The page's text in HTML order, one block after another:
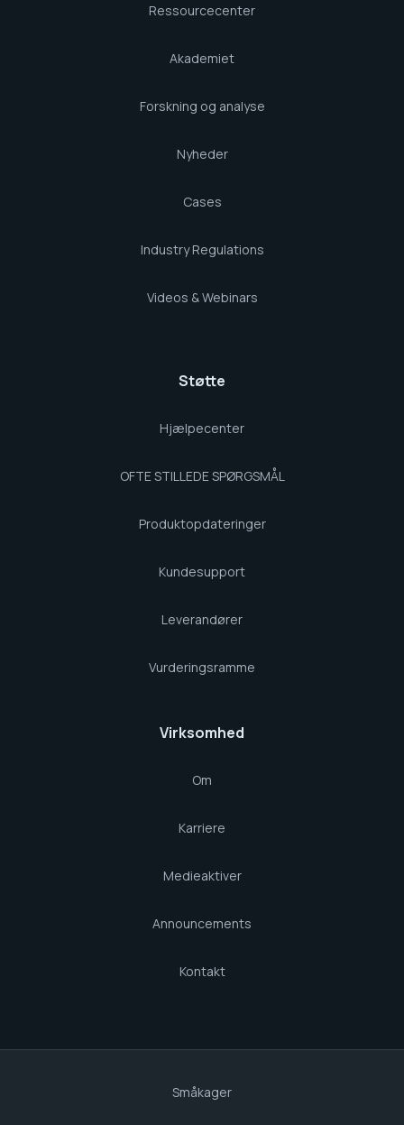
Ressourcecenter
Akademiet
Forskning og analyse
Nyheder
Cases
Industry Regulations
Videos & Webinars
Støtte
Hjælpecenter
OFTE STILLEDE SPØRGSMÅL
Produktopdateringer
Kundesupport
Leverandører
Vurderingsramme
Virksomhed
Om
Karriere
Medieaktiver
Announcements
Kontakt
Småkager